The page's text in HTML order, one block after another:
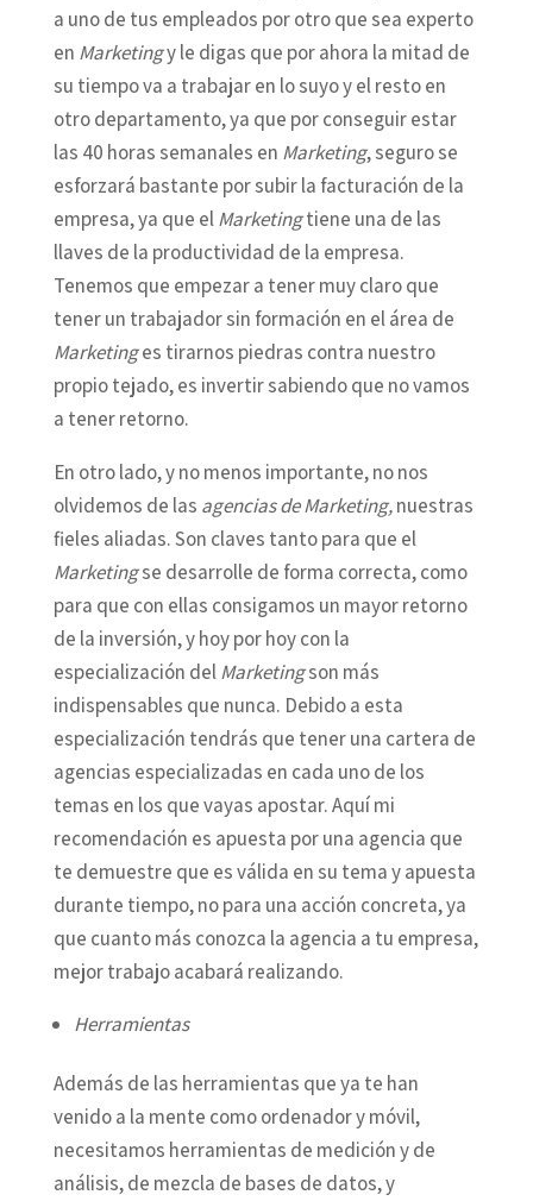
a uno de tus empleados por otro que sea experto
en Marketingy le digas que por ahora la mitad de
su tiempo va a trabajar en lo suyo y el resto en
otro departamento, ya que por conseguir estar
las 40 horas semanales en Marketing, seguro se
esforzará bastante por subir la facturación de la
empresa, ya que elMarketingtiene una de las
llaves de la productividad de la empresa.
Tenemos que empezar a tener muy claro que
tener un trabajador sin formación en el área de
Marketinges tirarnos piedras contra nuestro
propio tejado, es invertir sabiendo que no vamos
a tener retorno.
En otro lado, y no menos importante, no nos
olvidemos de las agencias de Marketing,nuestras
fieles aliadas. Son claves tanto para que el
Marketingse desarrolle de forma correcta, como
para que con ellas consigamos un mayor retorno
de la inversión, y hoy por hoy con la
especialización delMarketingson más
indispensables que nunca. Debido a esta
especialización tendrás que tener una cartera de
agencias especializadas en cada uno de los
temas en los que vayas apostar. Aquí mi
recomendación es apuesta por una agencia que
te demuestre que es válida en su tema y apuesta
durante tiempo, no para una acción concreta, ya
que cuanto más conozca la agencia a tu empresa,
mejor trabajo acabará realizando.
Herramientas
Además de las herramientas que ya te han
venido a la mente como ordenador y móvil,
necesitamos herramientas de medición y de
análisis, de mezcla de bases de datos, y